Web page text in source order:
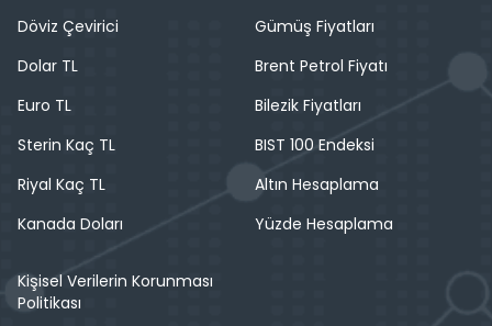
Döviz Çevirici
Dolar TL
Euro TL
Sterin Kaç TL
Riyal Kaç TL
Kanada Doları
Gümüş Fiyatları
Brent Petrol Fiyatı
Bilezik Fiyatları
BIST 100 Endeksi
Altın Hesaplama
Yüzde Hesaplama
Kişisel Verilerin Korunması
Politikası